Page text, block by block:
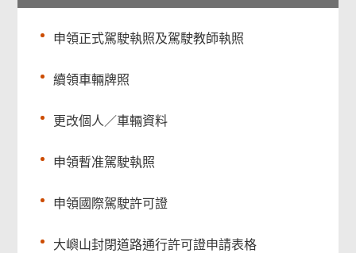
申領正式駕駛執照及駕駛教師執照
續領車輛牌照
更改個人／車輛資料
申領暫准駕駛執照
申領國際駕駛許可證
大嶼山封閉道路通行許可證申請表格